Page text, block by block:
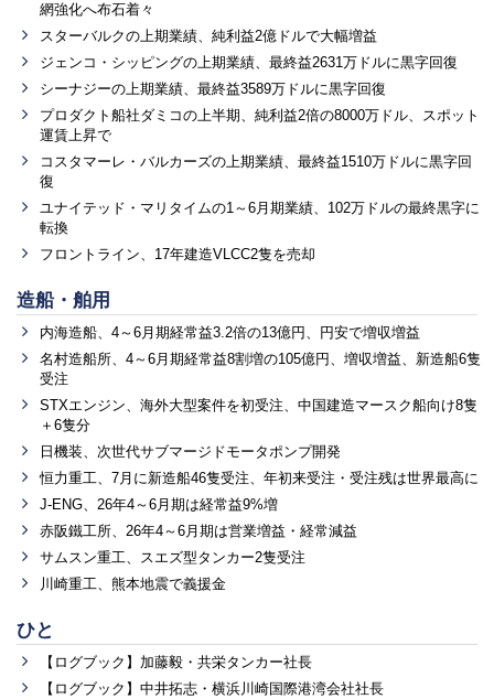
網強化へ布石着々
スターバルクの上期業績、純利益2億ドルで大幅増益
ジェンコ・シッピングの上期業績、最終益2631万ドルに黒字回復
シーナジーの上期業績、最終益3589万ドルに黒字回復
プロダクト船社ダミコの上半期、純利益2倍の8000万ドル、スポット
運賃上昇で
コスタマーレ・バルカーズの上期業績、最終益1510万ドルに黒字回
復
ユナイテッド・マリタイムの1～6月期業績、102万ドルの最終黒字に
転換
フロントライン、17年建造VLCC2隻を売却
造船・舶用
内海造船、4～6月期経常益3.2倍の13億円、円安で増収増益
名村造船所、4～6月期経常益8割増の105億円、増収増益、新造船6隻
受注
STXエンジン、海外大型案件を初受注、中国建造マースク船向け8隻
＋6隻分
日機装、次世代サブマージドモータポンプ開発
恒力重工、7月に新造船46隻受注、年初来受注・受注残は世界最高に
J-ENG、26年4～6月期は経常益9%増
赤阪鐵工所、26年4～6月期は営業増益・経常減益
サムスン重工、スエズ型タンカー2隻受注
川崎重工、熊本地震で義援金
ひと
【ログブック】加藤毅・共栄タンカー社長
【ログブック】中井拓志・横浜川崎国際港湾会社社長